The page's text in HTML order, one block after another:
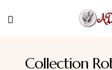
Collection